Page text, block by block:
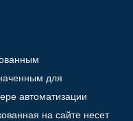
для
автоматизации
на сайте несет